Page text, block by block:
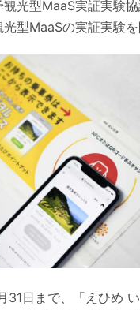
光型MaaS実証実験
型MaaSの実証実験を
31日まで、「えひめ